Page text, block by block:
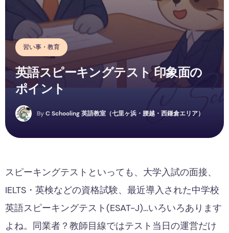
習い事・教育
英語スピーキングテスト 印象面の
ポイント
C ByC Schooling 英語教室（七里ヶ浜・腰越・西鎌倉エリア）
スピーキングテストといっても、大学入試の面接、
IELTS・英検などの資格試験、最近導入された中学校
英語スピーキングテスト(ESAT-J)…いろいろあります
よね。同業者？教師目線ではテスト当日の運営だけ